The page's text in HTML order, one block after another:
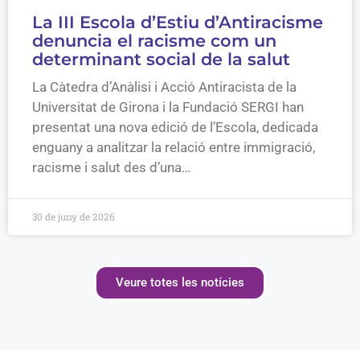
La III Escola d’Estiu d’Antiracisme
denuncia el racisme com un
determinant social de la salut
La Càtedra d’Anàlisi i Acció Antiracista de la
Universitat de Girona i la Fundació SERGI han
presentat una nova edició de l’Escola, dedicada
enguany a analitzar la relació entre immigració,
racisme i salut des d’una…
30 de juny de 2026
Veure totes les notícies